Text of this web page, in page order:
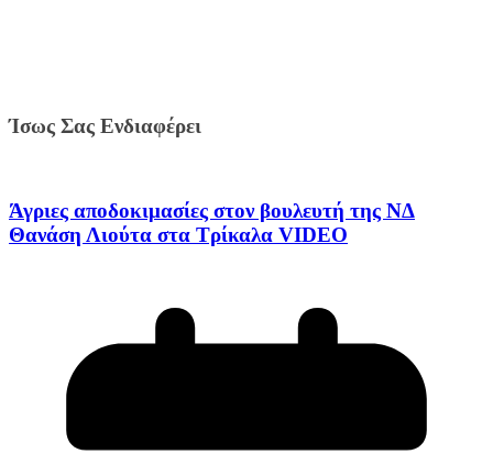
Ίσως Σας Ενδιαφέρει
Άγριες αποδοκιμασίες στον βουλευτή της ΝΔ
Θανάση Λιούτα στα Τρίκαλα VIDEO